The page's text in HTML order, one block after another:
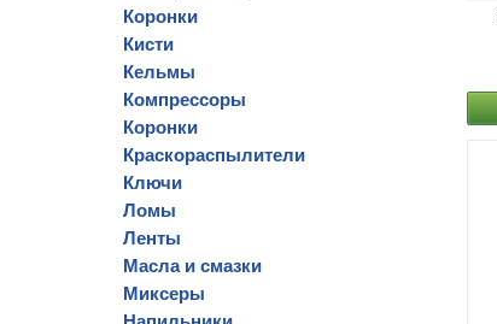
Коронки
Кисти
Кельмы
Компрессоры
Коронки
Краскораспылители
Ключи
Ломы
Ленты
Масла и смазки
Миксеры